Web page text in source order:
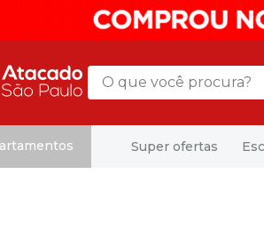
O que você procura?
Super ofertas